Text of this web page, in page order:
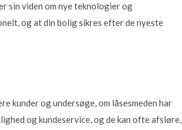
sin viden om nye teknologier og
og at din bolig sikres efter de nyeste
kunder og undersøge, om låsesmeden har
og kundeservice, og de kan ofte afsløre,